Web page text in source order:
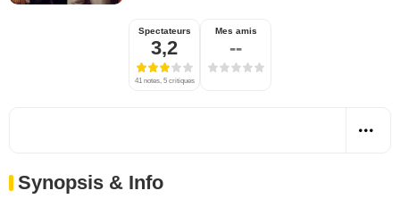
Spectateurs
3,2
41 notes, 5 critiques
Mes amis
--
Synopsis & Info